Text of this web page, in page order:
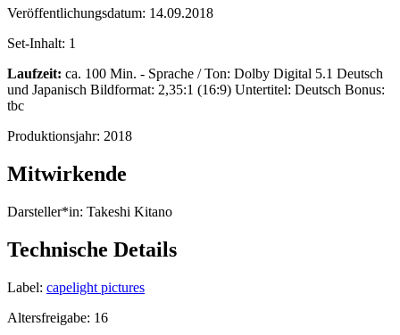
Veröffentlichungsdatum: 14.09.2018
Set-Inhalt: 1
Laufzeit: ca. 100 Min. - Sprache / Ton: Dolby Digital 5.1 Deutsch
und Japanisch Bildformat: 2,35:1 (16:9) Untertitel: Deutsch Bonus:
tbc
Produktionsjahr: 2018
Mitwirkende
Darsteller*in: Takeshi Kitano
Technische Details
Label: capelight pictures
Altersfreigabe: 16